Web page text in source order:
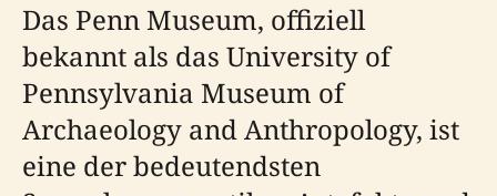
Das Penn Museum, offiziell
bekannt als das University of
Pennsylvania Museum of
Archaeology and Anthropology, ist
eine der bedeutendsten